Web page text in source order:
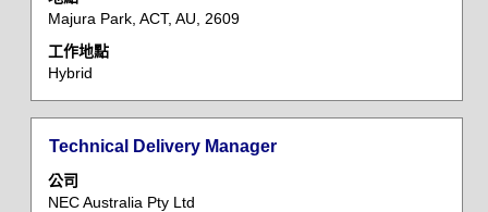
Majura Park, ACT, AU, 2609
工作地點
Hybrid
作
訊
的
內
容。
標
題
Technical Delivery Manager
公司
NEC Australia Pty Ltd
選
取
空